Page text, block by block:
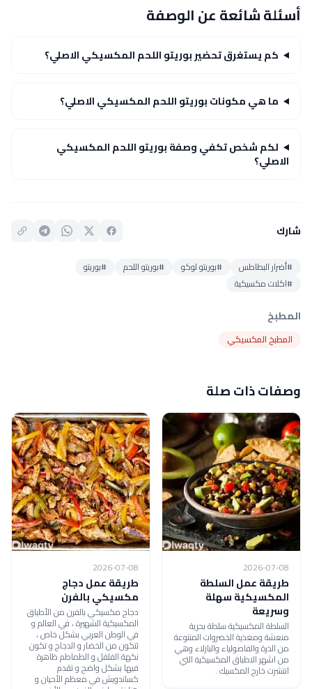
أسئلة شائعة عن الوصفة
كم يستغرق تحضير بوريتو اللحم المكسيكي الاصلي؟
ما هي مكونات بوريتو اللحم المكسيكي الاصلي؟
لكم شخص تكفي وصفة بوريتو اللحم المكسيكي
الاصلي؟
شارك
#أضرار البطاطس #بوريتو لوكو #بوريتو اللحم
#بوريتو
#اكلات مكسيكية
المطبخ
المطبخ المكسيكي
وصفات ذات صلة
2026-07-08
طريقة عمل السلطة
المكسيكية سهلة
وسريعة
السلطة المكسيكية سلطة بحرية
منعشة ومغذية الخضروات المتنوعة
من الذرة والفاصولياء والبازلاء وهي
من اشهر الاطباق المكسيكية التي
انتشرت خارج المكسيك .
2026-07-08
طريقة عمل دجاج
مكسيكي بالفرن
دجاج مكسيكي بالفرن من الأطباق
المكسيكية الشهيرة ، في العالم و
في الوطن العربي بشكل خاص ،
تتكون من الخضار و الدجاج و تكون
نكهة الفلفل و الطماطم ظاهرة
فيها بشكل واضح و تقدم
كساندويش في معظم الأحيان و